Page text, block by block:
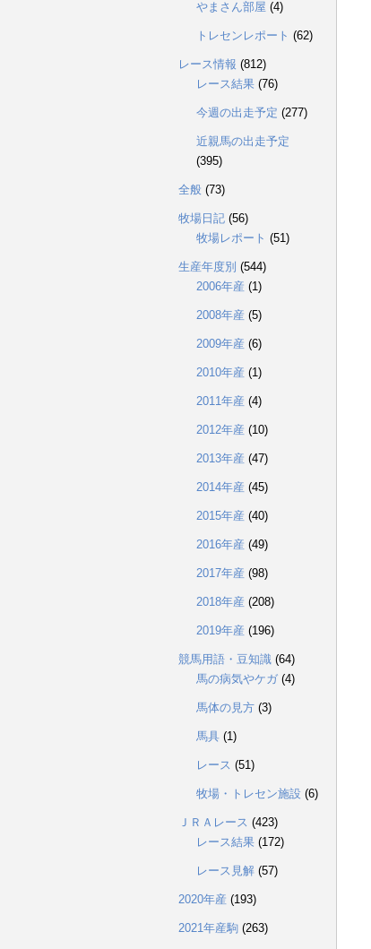
やまさん部屋 (4)
トレセンレポート (62)
レース情報 (812)
レース結果 (76)
今週の出走予定 (277)
近親馬の出走予定
(395)
全般 (73)
牧場日記 (56)
牧場レポート (51)
生産年度別 (544)
2006年産 (1)
2008年産 (5)
2009年産 (6)
2010年産 (1)
2011年産 (4)
2012年産 (10)
2013年産 (47)
2014年産 (45)
2015年産 (40)
2016年産 (49)
2017年産 (98)
2018年産 (208)
2019年産 (196)
競馬用語・豆知識 (64)
馬の病気やケガ (4)
馬体の見方 (3)
馬具 (1)
レース (51)
牧場・トレセン施設 (6)
ＪＲＡレース (423)
レース結果 (172)
レース見解 (57)
2020年産 (193)
2021年産駒 (263)